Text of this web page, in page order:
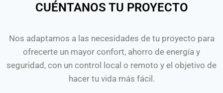
CUÉNTANOS TU PROYECTO
Nos adaptamos a las necesidades de tu proyecto para
ofrecerte un mayor confort, ahorro de energía y
seguridad, con un control local o remoto y el objetivo de
hacer tu vida más fácil.